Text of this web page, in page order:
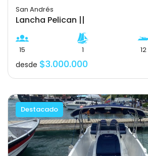
San Andrés
Lancha Pelican ||
15 1 12
desde $3.000.000
Destacado